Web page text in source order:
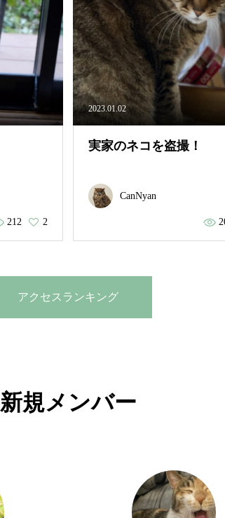
212 2
2023.01.02
実家のネコを盗撮！
CanNyan
アクセスランキング
新規メンバー